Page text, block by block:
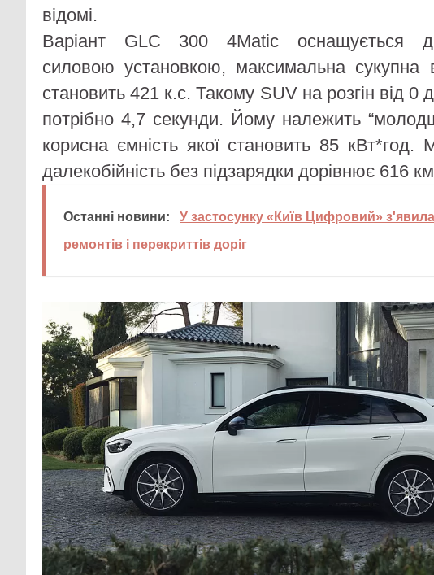
відомі.
Варіант GLC 300 4Matic оснащується
силовою установкою, максимальна сукупна
становить 421 к.с. Такому SUV на розгін від 0
потрібно 4,7 секунди. Йому належить
корисна ємність якої становить 85 кВт*год.
далекобійність без підзарядки дорівнює 616
Останні новини:
У застосунку «Київ Цифровий»
ремонтів і перекриттів доріг